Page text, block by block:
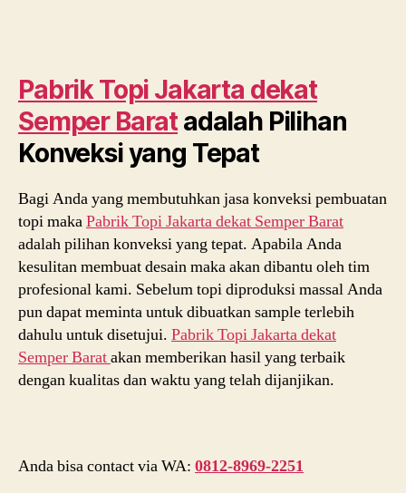
Pabrik Topi Jakarta dekat
Semper Baratadalah Pilihan
Konveksi yang Tepat
Bagi Anda yang membutuhkan jasa konveksi pembuatan
topi makaPabrik Topi Jakarta dekat Semper Barat
adalah pilihan konveksi yang tepat. Apabila Anda
kesulitan membuat desain maka akan dibantu oleh tim
profesional kami. Sebelum topi diproduksi massal Anda
pun dapat meminta untuk dibuatkan sample terlebih
dahulu untuk disetujui. Pabrik Topi Jakarta dekat
Semper Baratakan memberikan hasil yang terbaik
dengan kualitas dan waktu yang telah dijanjikan.
Anda bisa contact via WA: 0812-8969-2251